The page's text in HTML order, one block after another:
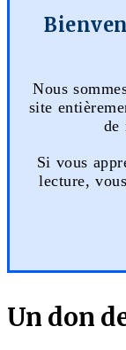
Nous
site
de
Si vous
lecture,
Un don